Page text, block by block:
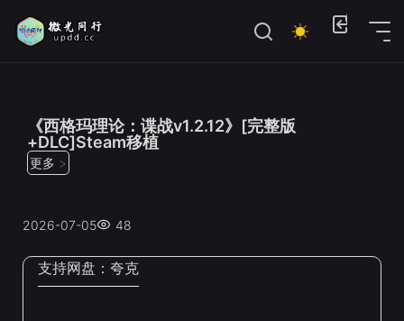
《西格玛理论：谍战v1.2.12》[完整版
+DLC]Steam移植
更多 >
2026-07-05 48
支持网盘： 夸克